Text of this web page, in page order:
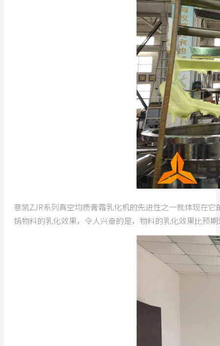
意凯ZJR系列真空均质膏霜乳化机的先进性之一就体现在
锅物料的乳化效果，令人兴奋的是，物料的乳化效果比预